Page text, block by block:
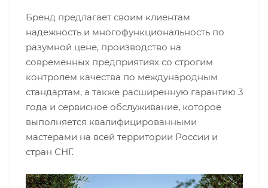
Бренд предлагает своим клиентам
надежность и многофункциональность по
разумной цене, производство на
современных предприятиях со строгим
контролем качества по международным
стандартам, а также расширенную гарантию 3
года и сервисное обслуживание, которое
выполняется квалифицированными
мастерами на всей территории России и
стран СНГ.